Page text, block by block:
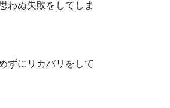
わぬ失敗をしてしま
ずにリカバリをして